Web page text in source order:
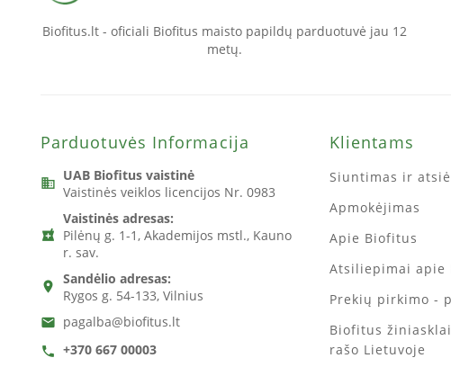
Biofitus.lt - oficiali Biofitus maisto papildų parduotuvė jau 12
metų.
Parduotuvės Informacija
business UAB Biofitus vaistinė
Vaistinės veiklos licencijos Nr. 0983
local_pharmacy
Vaistinės adresas:
Pilėnų g. 1-1, Akademijos mstl., Kauno
r. sav.
location_on
Sandėlio adresas:
Rygos g. 54-133, Vilnius
email pagalba@biofitus.lt
call +370 667 00003
Klientams
Siuntimas ir
Apmokėjimas
Apie Biofitus
Atsiliepimai apie
Prekių pirkimo -
Biofitus
rašo Lietuvoje